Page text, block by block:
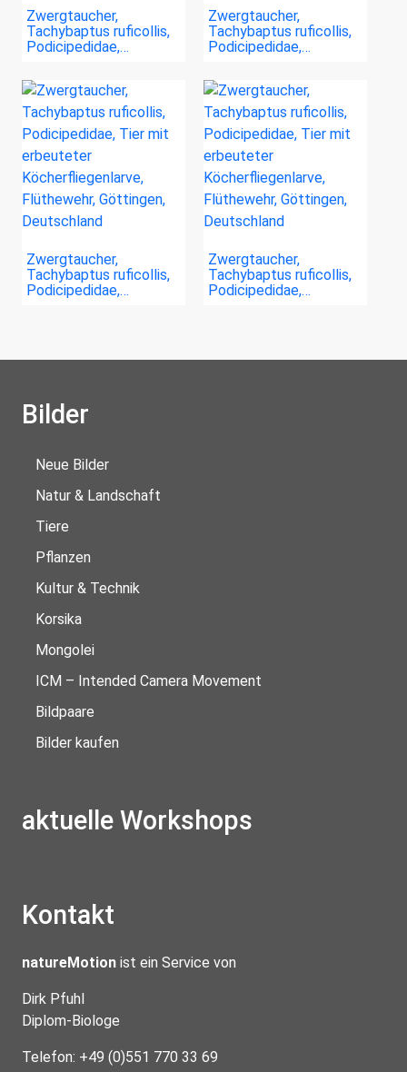
Zwergtaucher,
Tachybaptus ruficollis,
Podicipedidae,…
Zwergtaucher,
Tachybaptus ruficollis,
Podicipedidae,…
Zwergtaucher,
Tachybaptus ruficollis,
Podicipedidae,…
Zwergtaucher,
Tachybaptus ruficollis,
Podicipedidae,…
Bilder
Neue Bilder
Natur & Landschaft
Tiere
Pflanzen
Kultur & Technik
Korsika
Mongolei
ICM – Intended Camera Movement
Bildpaare
Bilder kaufen
aktuelle Workshops
Kontakt
natureMotion ist ein Service von
Dirk Pfuhl
Diplom-Biologe
Telefon: +49 (0)551 770 33 69